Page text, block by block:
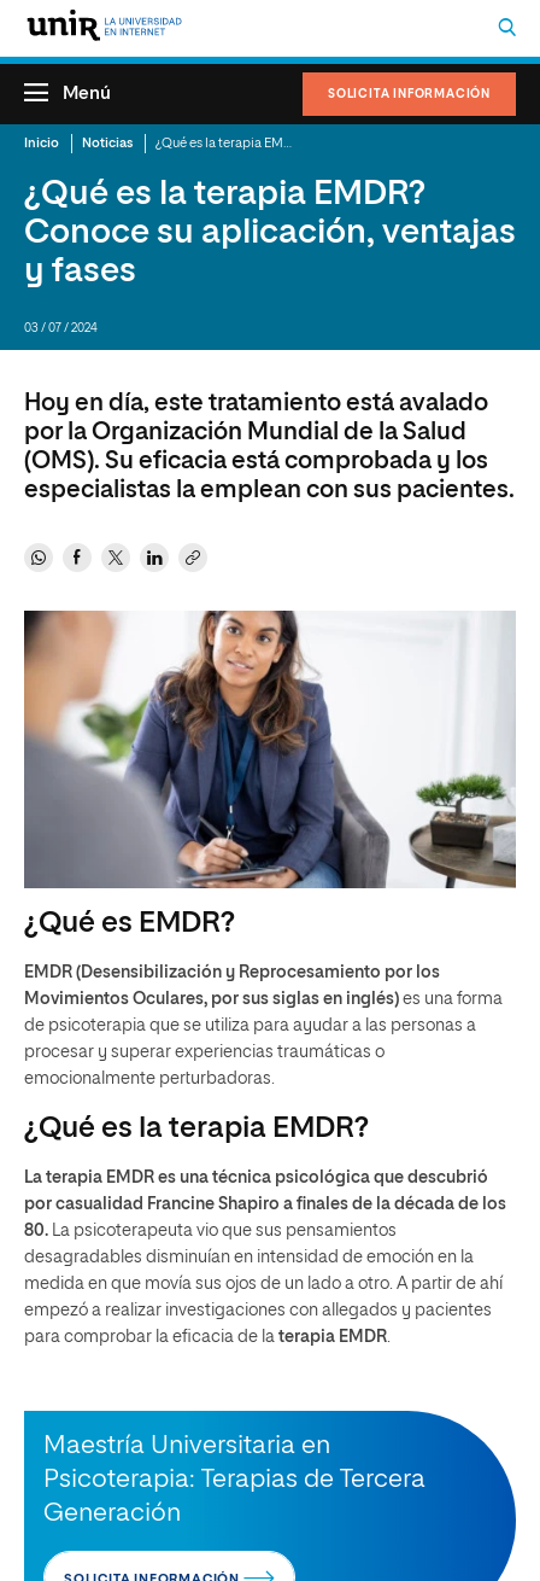
SOLICITA INFORMACIÓN
Menú
Inicio Noticias
¿Qué es la terapia EMDR?
Conoce su aplicación, ventajas
y fases
03 / 07 / 2024
Hoy en día, este tratamiento está avalado
por la Organización Mundial de la Salud
(OMS). Su eficacia está comprobada y los
especialistas la emplean con sus pacientes.
¿Qué es EMDR?
EMDR (Desensibilización y Reprocesamiento por los
Movimientos Oculares, por sus siglas en inglés) es una forma
de psicoterapia que se utiliza para ayudar a las personas a
procesar y superar experiencias traumáticas o
emocionalmente perturbadoras.
¿Qué es la terapia EMDR?
La terapia EMDR es una técnica psicológica que descubrió
por casualidad Francine Shapiro a finales de la década de los
80.
La psicoterapeuta vio que sus pensamientos
desagradables disminuían en intensidad de emoción en la
medida en que movía sus ojos de un lado a otro. A partir de ahí
empezó a realizar investigaciones con allegados y pacientes
para comprobar la eficacia de la terapia EMDR
Maestría Universitaria en
Psicoterapia: Terapias de Tercera
Generación